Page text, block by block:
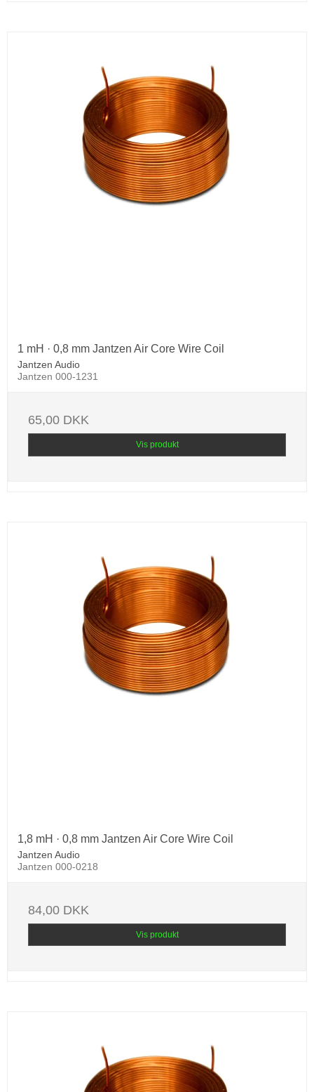
1 mH · 0,8 mm Jantzen Air Core Wire Coil
Jantzen Audio
Jantzen 000-1231
65,00 DKK
Vis produkt
1,8 mH · 0,8 mm Jantzen Air Core Wire Coil
Jantzen Audio
Jantzen 000-0218
84,00 DKK
Vis produkt